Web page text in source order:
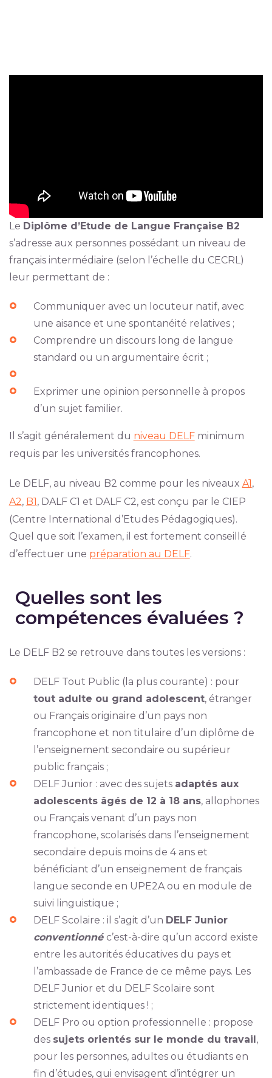
Le Diplôme d’Etude de Langue Française B2
s’adresse aux personnes possédant un niveau de
français intermédiaire (selon l’échelle du CECRL)
leur permettant de :
Communiquer avec un locuteur natif, avec
une aisance et une spontanéité relatives ;
Comprendre un discours long de langue
standard ou un argumentaire écrit ;
Exprimer une opinion personnelle à propos
d’un sujet familier.
Il s’agit généralement du niveau DELFminimum
requis par les universités francophones.
Le DELF, au niveau B2 comme pour les niveaux A1 ,
A2, B1 , DALF C1 et DALF C2, est conçu par le CIEP
(Centre International d’Etudes Pédagogiques).
Quel que soit l’examen, il est fortement conseillé
d’effectuer une préparation au DELF.
Quelles sont les
compétences évaluées ?
Le DELF B2 se retrouve dans toutes les versions :
DELF Tout Public (la plus courante) : pour
tout adulte ou grand adolescent, étranger
ou Français originaire d’un pays non
francophone et non titulaire d’un diplôme de
l’enseignement secondaire ou supérieur
public français ;
DELF Junior : avec des sujets adaptés aux
adolescents âgés de 12 à 18 ans, allophones
ou Français venant d’un pays non
francophone, scolarisés dans l’enseignement
secondaire depuis moins de 4 ans et
bénéficiant d’un enseignement de français
langue seconde en UPE2A ou en module de
suivi linguistique ;
DELF Scolaire : il s’agit d’un DELF Junior
conventionné c’est-à-dire qu’un accord existe
entre les autorités éducatives du pays et
l’ambassade de France de ce même pays. Les
DELF Junior et du DELF Scolaire sont
strictement identiques ! ;
DELF Pro ou option professionnelle : propose
des sujets orientés sur le monde du travail ,
pour les personnes, adultes ou étudiants en
fin d’études, qui envisagent d’intégrer un